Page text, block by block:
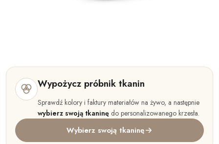
Wypożycz próbnik tkanin
Sprawdź kolory i faktury materiałów na żywo, a następnie
wybierz swoją tkaninę do personalizowanego krzesła.
Wybierz swoją tkaninę